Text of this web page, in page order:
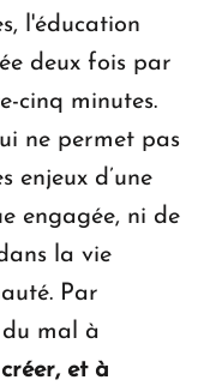
l'éducation
deux fois par
cinq minutes.
ne permet pas
enjeux d’une
engagée, ni de
la vie
Par
du mal à
et à